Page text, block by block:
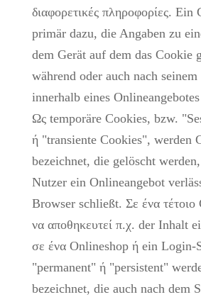
διαφορετικές πληροφορίες.
primär dazu, die Angaben zu
dem Gerät auf dem das Cookie
während oder auch nach seinem
innerhalb eines
Ως temporäre Cookies, bzw.
ή "transiente Cookies", werden
bezeichnet, die gelöscht
Nutzer ein Onlineangebot
Browser schließt. Σε ένα τέτοιο
να αποθηκευτεί π.χ. der Inhalt
σε ένα Onlineshop ή ein Login-
"permanent" ή "persistent"
bezeichnet, die auch nach dem